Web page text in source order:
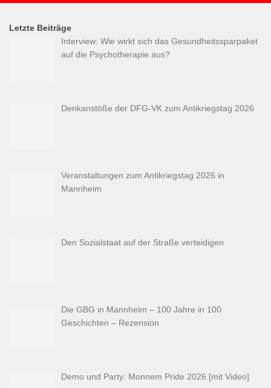
Letzte Beiträge
Interview: Wie wirkt sich das Gesundheitssparpaket
auf die Psychotherapie aus?
Denkanstöße der DFG-VK zum Antikriegstag 2026
Veranstaltungen zum Antikriegstag 2026 in
Mannheim
Den Sozialstaat auf der Straße verteidigen
Die GBG in Mannheim – 100 Jahre in 100
Geschichten – Rezension
Demo und Party: Monnem Pride 2026 [mit Video]